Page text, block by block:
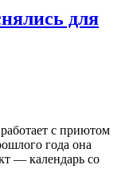
для
с приютом
года она
― календарь со